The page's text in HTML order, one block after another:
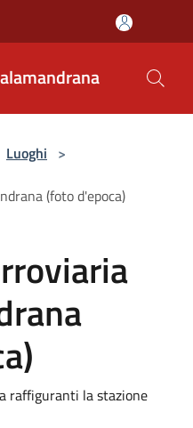
Luoghi >
(foto d'epoca)
raffiguranti la stazione